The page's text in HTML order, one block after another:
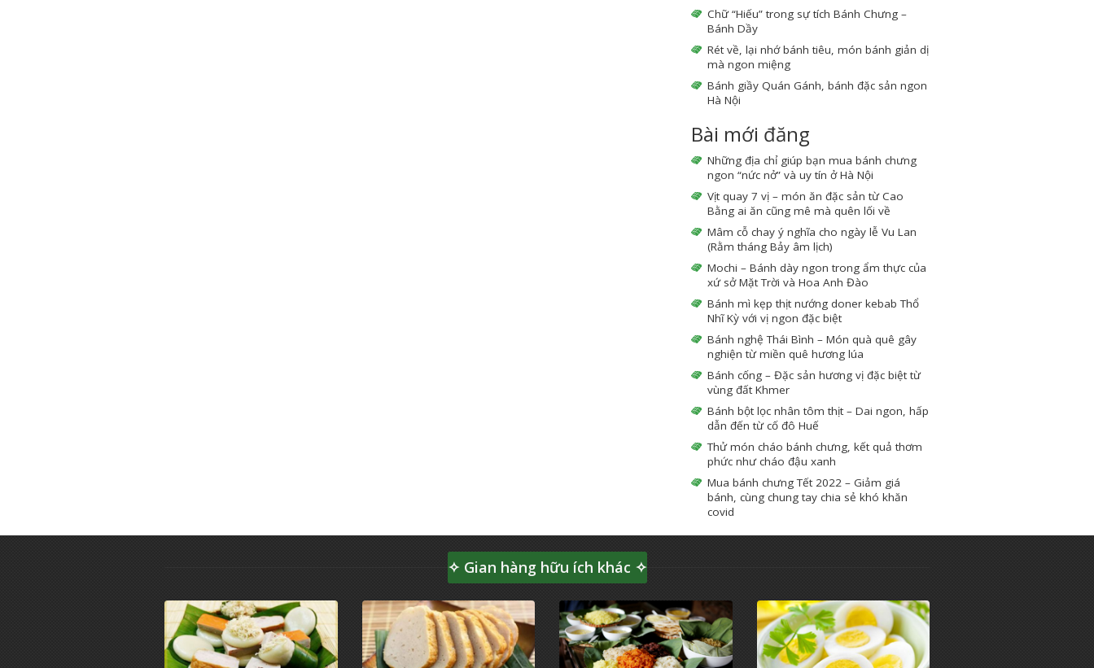
Chữ “Hiếu” trong sự tích Bánh Chưng –
Bánh Dầy
Rét về, lại nhớ bánh tiêu, món bánh giản dị
mà ngon miệng
Bánh giầy Quán Gánh, bánh đặc sản ngon
Hà Nội
Bài mới đăng
Những địa chỉ giúp bạn mua bánh chưng
ngon “nức nở” và uy tín ở Hà Nội
Vịt quay 7 vị – món ăn đặc sản từ Cao
Bằng ai ăn cũng mê mà quên lối về
Mâm cỗ chay ý nghĩa cho ngày lễ Vu Lan
(Rằm tháng Bảy âm lịch)
Mochi – Bánh dày ngon trong ẩm thực của
xứ sở Mặt Trời và Hoa Anh Đào
Bánh mì kẹp thịt nướng doner kebab Thổ
Nhĩ Kỳ với vị ngon đặc biệt
Bánh nghệ Thái Bình – Món quà quê gây
nghiện từ miền quê hương lúa
Bánh cống – Đặc sản hương vị đặc biệt từ
vùng đất Khmer
Bánh bột lọc nhân tôm thịt – Dai ngon, hấp
dẫn đến từ cố đô Huế
Thử món cháo bánh chưng, kết quả thơm
phức như cháo đậu xanh
Mua bánh chưng Tết 2022 – Giảm giá
bánh, cùng chung tay chia sẻ khó khăn
covid
✧ Gian hàng hữu ích khác ✧